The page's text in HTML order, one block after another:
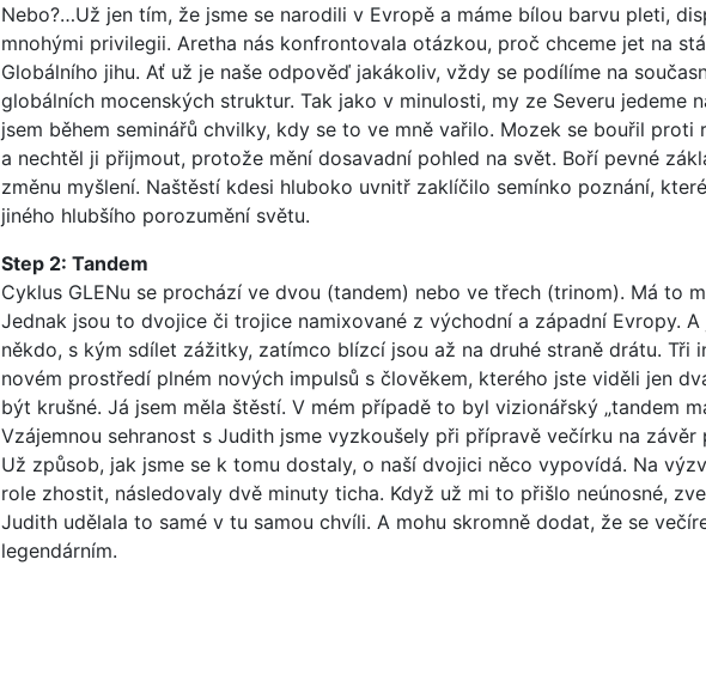
Nebo?…Už jen tím, že jsme se narodili v Evropě a máme bílou barvu pleti,
mnohými privilegii. Aretha nás konfrontovala otázkou, proč chceme jet na
Globálního jihu. Ať už je naše odpověď jakákoliv, vždy se podílíme na
globálních mocenských struktur. Tak jako v minulosti, my ze Severu jedeme
jsem během seminářů chvilky, kdy se to ve mně vařilo. Mozek se bouřil proti
a nechtěl ji přijmout, protože mění dosavadní pohled na svět. Boří pevné
změnu myšlení. Naštěstí kdesi hluboko uvnitř zaklíčilo semínko poznání,
jiného hlubšího porozumění světu.
Step 2: Tandem
Cyklus GLENu se prochází ve dvou (tandem) nebo ve třech (trinom). Má to
Jednak jsou to dvojice či trojice namixované z východní a západní Evropy.
někdo, s kým sdílet zážitky, zatímco blízcí jsou až na druhé straně drátu. Tři
novém prostředí plném nových impulsů s člověkem, kterého jste viděli jen
být krušné. Já jsem měla štěstí. V mém případě to byl vizionářský „tandem
Vzájemnou sehranost s Judith jsme vyzkoušely při přípravě večírku na závěr
Už způsob, jak jsme se k tomu dostaly, o naší dvojici něco vypovídá. Na
role zhostit, následovaly dvě minuty ticha. Když už mi to přišlo neúnosné,
Judith udělala to samé v tu samou chvíli. A mohu skromně dodat, že se
legendárním.